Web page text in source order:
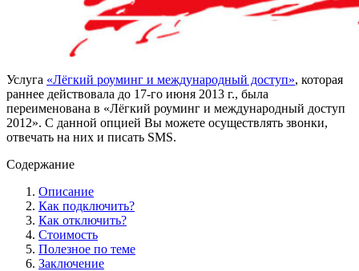
Услуга «Лёгкий роуминг и международный доступ», которая
раннее действовала до 17-го июня 2013 г., была
переименована в «Лёгкий роуминг и международный доступ
2012». С данной опцией Вы можете осуществлять звонки,
отвечать на них и писать SMS.
Содержание
Описание
Как подключить?
Как отключить?
Стоимость
Полезное по теме
Заключение